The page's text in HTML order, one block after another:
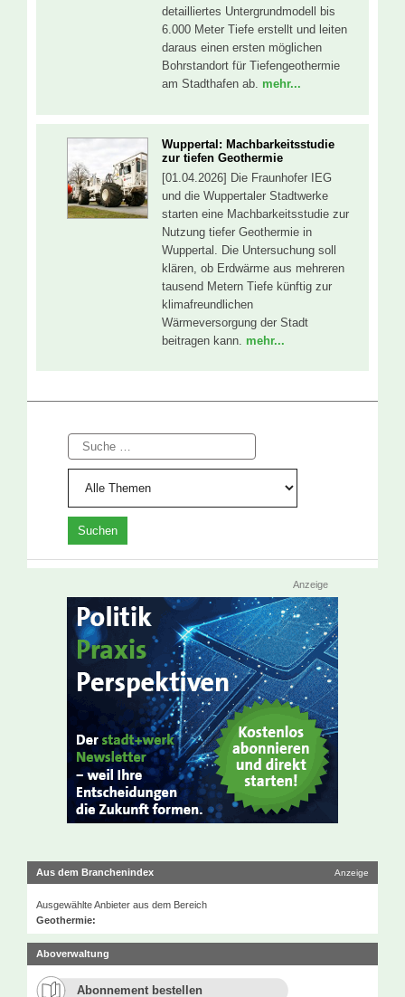
detailliertes Untergrundmodell bis
6.000 Meter Tiefe erstellt und leiten
daraus einen ersten möglichen
Bohrstandort für Tiefengeothermie
am Stadthafen ab. mehr...
Wuppertal: Machbarkeitsstudie
zur tiefen Geothermie
[01.04.2026] Die Fraunhofer IEG
und die Wuppertaler Stadtwerke
starten eine Machbarkeitsstudie zur
Nutzung tiefer Geothermie in
Wuppertal. Die Untersuchung soll
klären, ob Erdwärme aus mehreren
tausend Metern Tiefe künftig zur
klimafreundlichen
Wärmeversorgung der Stadt
beitragen kann. mehr...
Suche
Anzeige
Aus dem Branchenindex Anzeige
Ausgewählte Anbieter aus dem Bereich
Geothermie:
Aboverwaltung
Abonnement bestellen